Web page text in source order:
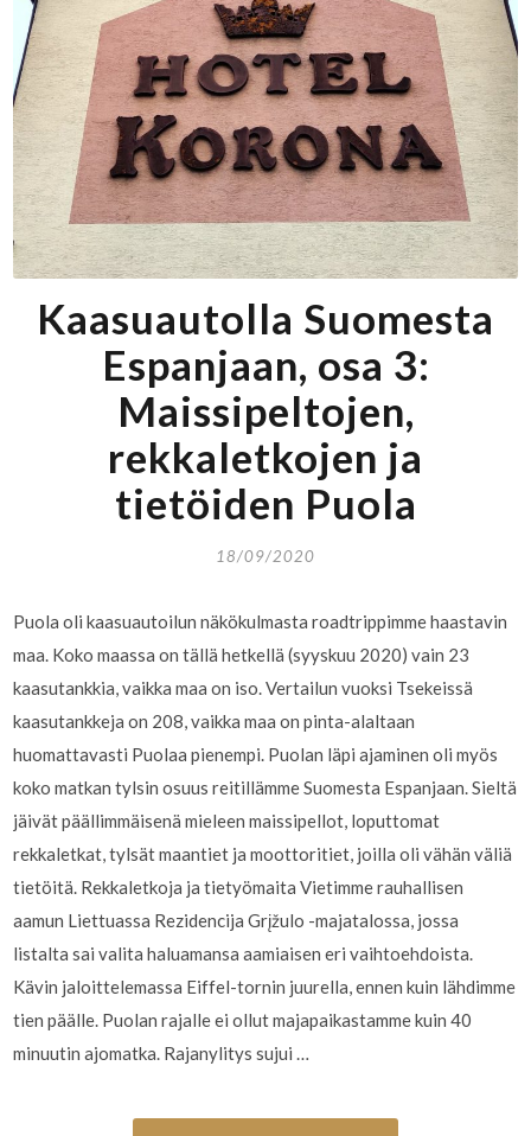
Kaasuautolla Suomesta
Espanjaan, osa 3:
Maissipeltojen,
rekkaletkojen ja
tietöiden Puola
18/09/2020
Puola oli kaasuautoilun näkökulmasta roadtrippimme haastavin
maa. Koko maassa on tällä hetkellä (syyskuu 2020) vain 23
kaasutankkia, vaikka maa on iso. Vertailun vuoksi Tsekeissä
kaasutankkeja on 208, vaikka maa on pinta-alaltaan
huomattavasti Puolaa pienempi. Puolan läpi ajaminen oli myös
koko matkan tylsin osuus reitillämme Suomesta Espanjaan. Sieltä
jäivät päällimmäisenä mieleen maissipellot, loputtomat
rekkaletkat, tylsät maantiet ja moottoritiet, joilla oli vähän väliä
tietöitä. Rekkaletkoja ja tietyömaita Vietimme rauhallisen
aamun Liettuassa Rezidencija Grįžulo -majatalossa, jossa
listalta sai valita haluamansa aamiaisen eri vaihtoehdoista.
Kävin jaloittelemassa Eiffel-tornin juurella, ennen kuin lähdimme
tien päälle. Puolan rajalle ei ollut majapaikastamme kuin 40
minuutin ajomatka. Rajanylitys sujui …